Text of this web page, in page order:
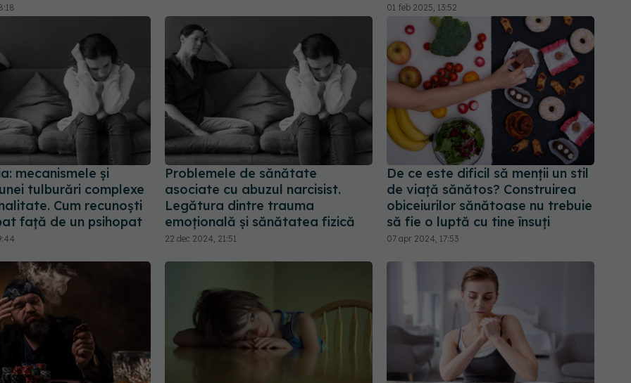
01 feb 2025, 13:52
mecanismele și
tulburări complexe
Cum recunoști
față de un psihopat
Problemele de sănătate
asociate cu abuzul narcisist.
Legătura dintre trauma
emoțională și sănătatea fizică
22 dec 2024, 21:51
De ce este dificil să menții un stil
de viață sănătos? Construirea
obiceiurilor sănătoase nu trebuie
să fie o luptă cu tine însuți
07 apr 2024, 17:53